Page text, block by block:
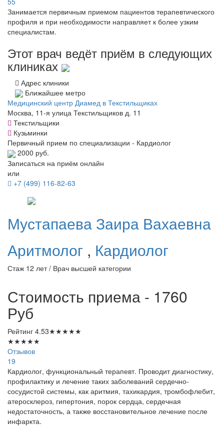
Занимается первичным приемом пациентов терапевтического
профиля и при необходимости направляет к более узким
специалистам.
Этот врач ведёт приём в следующих
клиниках
Адрес клиники
Ближайшее метро
Медицинский центр Диамед в Текстильщиках
Москва, 11-я улица Текстильщиков д. 11
Текстильщики
Кузьминки
Первичный прием по специализации - Кардиолог
2000 руб.
Записаться на приём онлайн
или
+7 (499) 116-82-63
Мустапаева Заира Вахаевна
Аритмолог , Кардиолог
Стаж 12 лет / Врач высшей категории
Стоимость приема - 1760
Руб
Рейтинг 4.53★★★★★
★★★★★
Отзывов
19
Кардиолог, функциональный терапевт. Проводит диагностику,
профилактику и лечение таких заболеваний сердечно-
сосудистой системы, как аритмия, тахикардия, тромбофлебит,
атеросклероз, гипертония, порок сердца, сердечная
недостаточность, а также восстановительное лечение после
инфаркта.